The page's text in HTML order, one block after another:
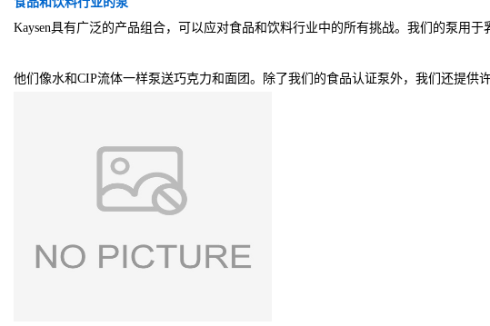
Kaysen具有广泛的产品组合，可以应对食品和饮料行业中的所有挑战。我们的泵用
他们像水和CIP流体一样泵送巧克力和面团。除了我们的食品认证泵外，我们还提供